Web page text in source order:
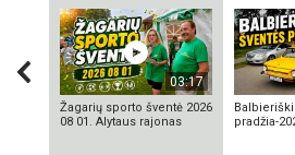
03:17
Žagarių sporto šventė 2026
08 01. Alytaus rajonas
pradžia-